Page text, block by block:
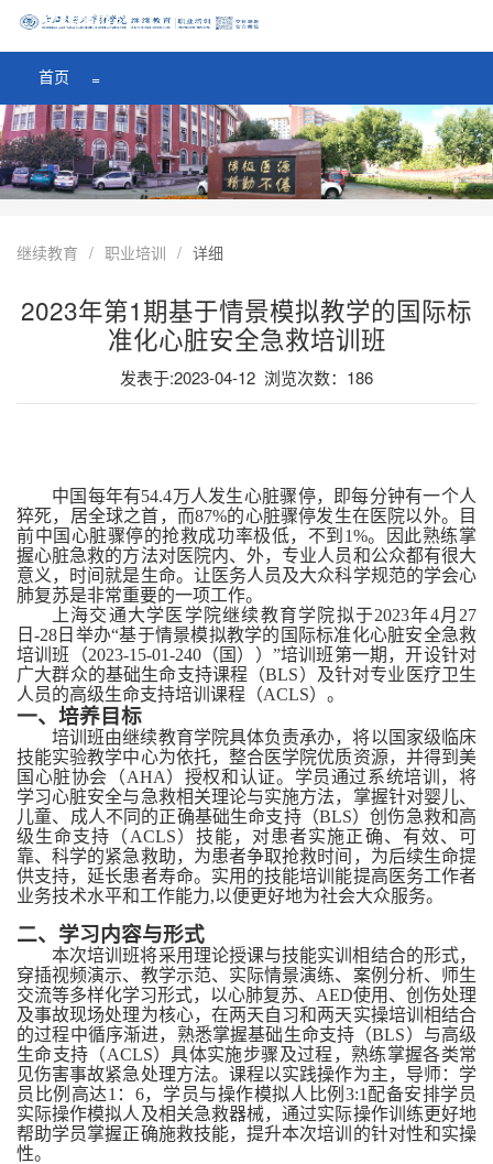
医学院首页
首页 =
继续教育 / 职业培训 / 详细
2023年第1期基于情景模拟教学的国际标
准化心脏安全急救培训班
发表于:2023-04-12 浏览次数： 186
中国每年有54.4万人发生心脏骤停，即每分钟有一个人
猝死，居全球之首，而87%的心脏骤停发生在医院以外。目
前中国心脏骤停的抢救成功率极低，不到1%。因此熟练掌
握心脏急救的方法对医院内、外，专业人员和公众都有很大
意义，时间就是生命。让医务人员及大众科学规范的学会心
肺复苏是非常重要的一项工作。
上海交通大学医学院继续教育学院拟于2023年4月27
日-28日 举办“基于情景模拟教学的国际标准化心脏安全急救
培训班（2023-15-01-240（国））”培训班第一期，开设针对
广大群众的基础生命支持课程（BLS）及针对专业医疗卫生
人员的高级生命支持培训课程（ACLS）。
一、 培养目标
培训班由继续教育学院具体负责承办，将以国家级临床
技能实验教学中心为依托，整合医学院优质资源，并得到美
国心脏协会（AHA）授权和认证。学员通过系统培训，将
学习心脏安全与急救相关理论与实施方法，掌握针对婴儿、
儿童、成人不同的正确基础生命支持（BLS）创伤急救和高
级生命支持（ACLS）技能，对患者实施正确、有效、可
靠、科学的紧急救助，为患者争取抢救时间，为后续生命提
供支持，延长患者寿命。实用的技能培训能提高医务工作者
业务技术水平和工作能力,以便更好地为社会大众服务。
二、 学习内容与形式
本次培训班将采用理论授课与技能实训相结合的形式，
穿插视频演示、教学示范、实际情景演练、案例分析、师生
交流等多样化学习形式，以心肺复苏、 AED使用、创伤处理
及事故现场处理为核心，在两天自习和两天实操培训相结合
的过程中循序渐进，熟悉掌握基础生命支持（BLS）与高级
生命支持（ACLS）具体实施步骤及过程，熟练掌握各类常
见伤害事故紧急处理方法。课程以实践操作为主，导师：学
员比例高达1：6，学员与操作模拟人比例3:1配备安排学员
实际操作模拟人及相关急救器械，通过实际操作训练更好地
帮助学员掌握正确施救技能，提升本次培训的针对性和实操
性。